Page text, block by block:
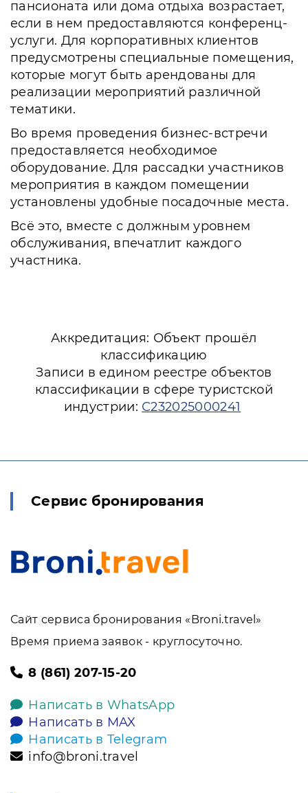
пансионата или дома отдыха возрастает,
если в нем предоставляются конференц-
услуги. Для корпоративных клиентов
предусмотрены специальные помещения,
которые могут быть арендованы для
реализации мероприятий различной
тематики.
Во время проведения бизнес-встречи
предоставляется необходимое
оборудование. Для рассадки участников
мероприятия в каждом помещении
установлены удобные посадочные места.
Всё это, вместе с должным уровнем
обслуживания, впечатлит каждого
участника.
Аккредитация: Объект прошёл
классификацию
Записи в едином реестре объектов
классификации в сфере туристской
индустрии: С232025000241
Сервис бронирования
Сайт сервиса бронирования «Broni.travel»
Время приема заявок - круглосуточно.
8 (861) 207-15-20
Написать в WhatsApp
Написать в MAX
Написать в Telegram
info@broni.travel